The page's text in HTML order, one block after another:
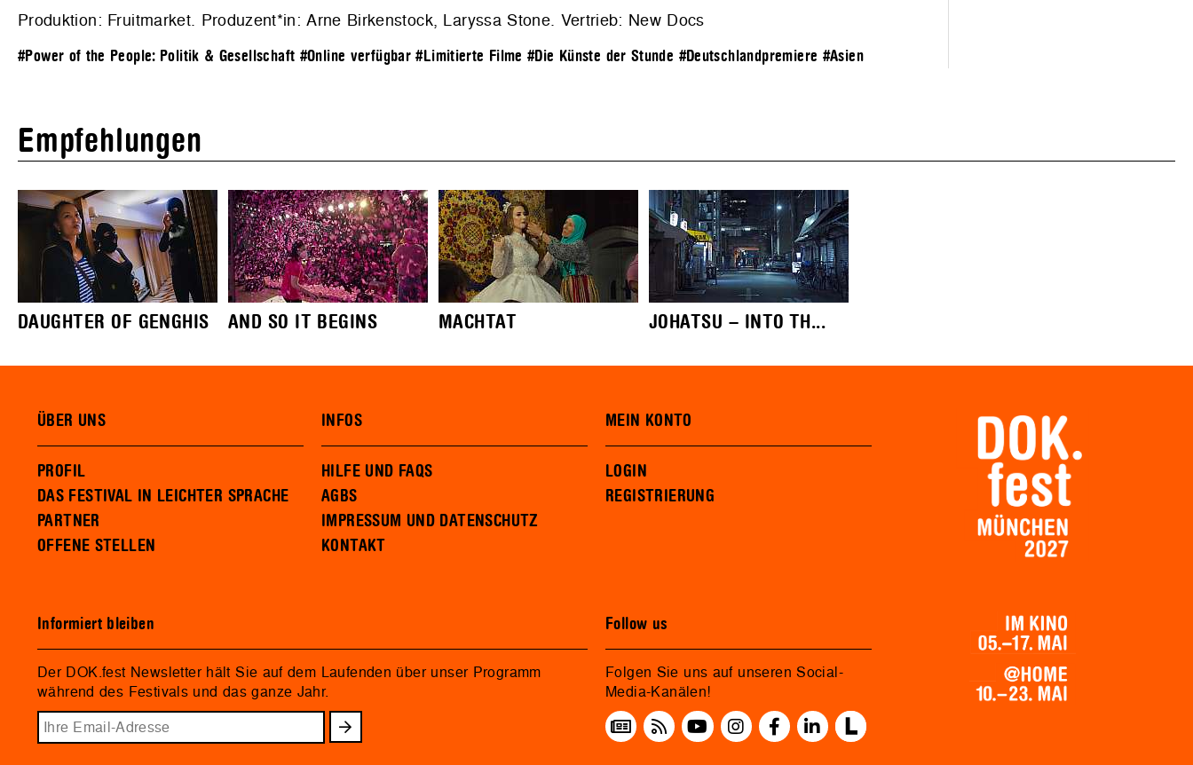
Produktion: Fruitmarket. Produzent*in: Arne Birkenstock, Laryssa Stone. Vertrieb: New Docs
#Power of the People: Politik & Gesellschaft #Online verfügbar #Limitierte Filme #Die Künste der Stunde #Deutschlandpremiere #Asien
Empfehlungen
DAUGHTER OF GENGHIS AND SO IT BEGINS MACHTAT JOHATSU – INTO TH...
ÜBER UNS
PROFIL
DAS FESTIVAL IN LEICHTER SPRACHE
PARTNER
OFFENE STELLEN
INFOS
HILFE UND FAQS
AGBS
IMPRESSUM UND DATENSCHUTZ
KONTAKT
MEIN KONTO
LOGIN
REGISTRIERUNG
Informiert bleiben
Der DOK.fest Newsletter hält Sie auf dem Laufenden über unser Programm
während des Festivals und das ganze Jahr.
Follow us
Folgen Sie uns auf unseren Social-
Media-Kanälen!